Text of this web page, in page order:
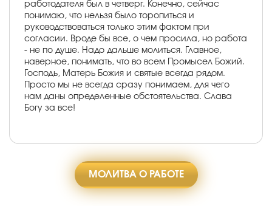
работодателя был в четверг. Конечно, сейчас
понимаю, что нельзя было торопиться и
руководствоваться только этим фактом при
согласии. Вроде бы все, о чем просила, но работа
- не по душе. Надо дальше молиться. Главное,
наверное, понимать, что во всем Промысел Божий.
Господь, Матерь Божия и святые всегда рядом.
Просто мы не всегда сразу понимаем, для чего
нам даны определенные обстоятельства. Слава
Богу за все!
МОЛИТВА О РАБОТЕ